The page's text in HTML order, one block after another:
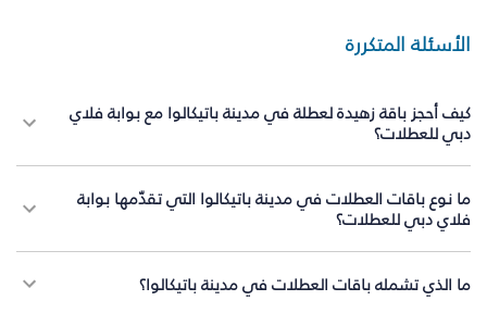
الأسئلة المتكررة
كيف أحجز باقة زهيدة لعطلة في مدينة باتيكالوا مع بوابة فلاي
دبي للعطلات؟
ما نوع باقات العطلات في مدينة باتيكالوا التي تقدّمها بوابة
فلاي دبي للعطلات؟
ما الذي تشمله باقات العطلات في مدينة باتيكالوا؟